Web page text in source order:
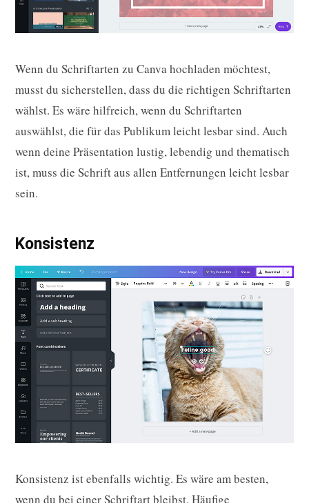
Wenn du Schriftarten zu Canva hochladen möchtest,
musst du sicherstellen, dass du die richtigen Schriftarten
wählst. Es wäre hilfreich, wenn du Schriftarten
auswählst, die für das Publikum leicht lesbar sind. Auch
wenn deine Präsentation lustig, lebendig und thematisch
ist, muss die Schrift aus allen Entfernungen leicht lesbar
sein.
Konsistenz
Konsistenz ist ebenfalls wichtig. Es wäre am besten,
wenn du bei einer Schriftart bleibst. Häufige